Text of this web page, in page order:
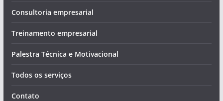
Consultoria empresarial
Treinamento empresarial
Palestra Técnica e Motivacional
Todos os serviços
Contato